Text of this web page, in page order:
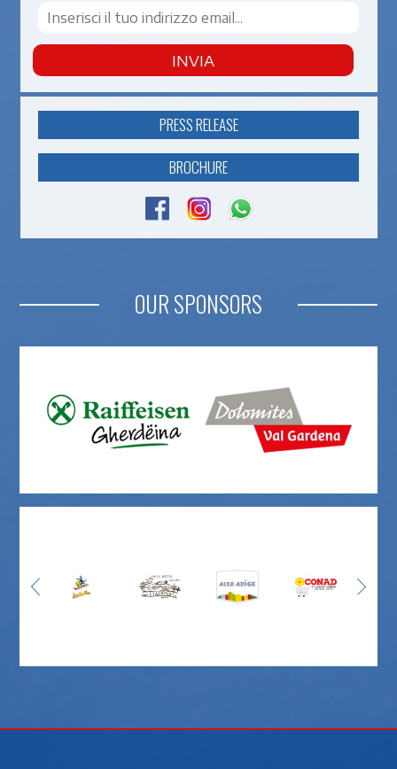
INVIA
PRESS RELEASE
BROCHURE
OUR SPONSORS